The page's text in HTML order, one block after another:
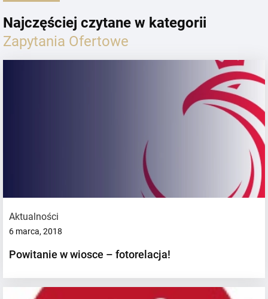
Najczęściej czytane w kategorii
Zapytania Ofertowe
Aktualności
6 marca, 2018
Powitanie w wiosce – fotorelacja!